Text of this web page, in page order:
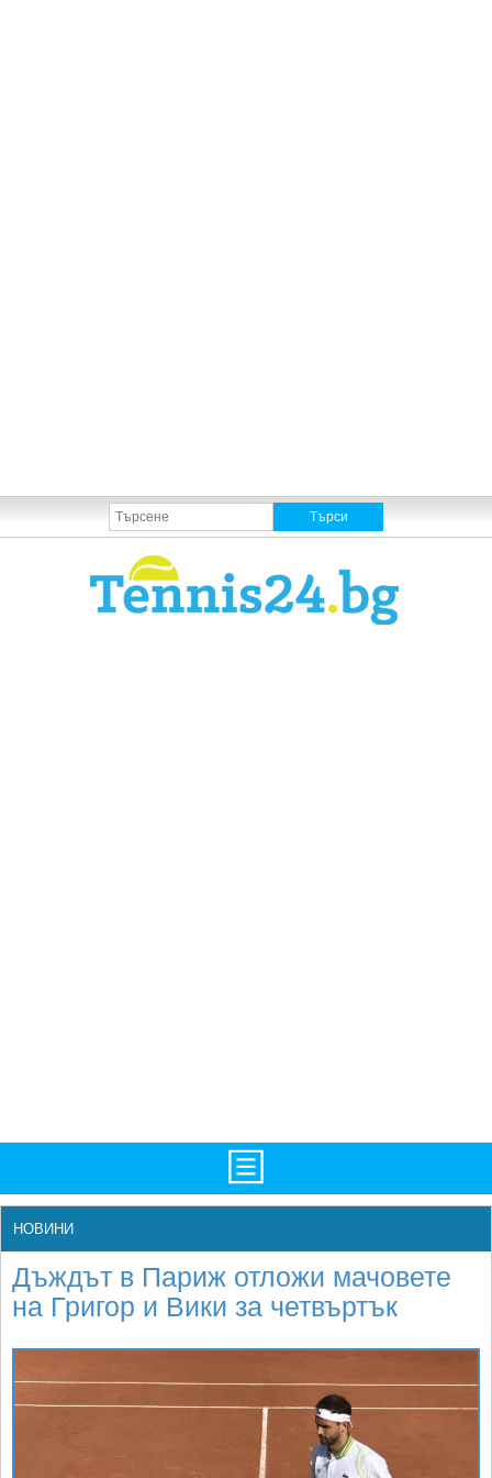
НОВИНИ
БГ
LIVE SCORES
Фотогалерии
Рекорди/Статистика
Любопитно
НОВИНИ
Дъждът в Париж отложи мачовете
на Григор и Вики за четвъртък